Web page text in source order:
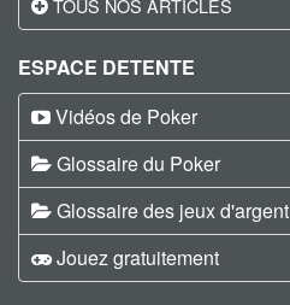
TOUS NOS ARTICLES
ESPACE DETENTE
Vidéos de Poker
Glossaire du Poker
Glossaire des jeux d'argent
Jouez gratuitement